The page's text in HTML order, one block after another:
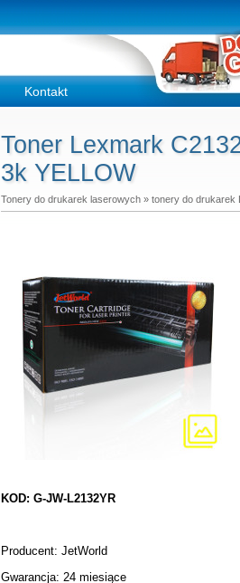
Kontakt
Toner Lexmark
3k YELLOW
Tonery do drukarek laserowych » tonery do drukarek
KOD: G-JW-L2132YR
Producent: JetWorld
Gwarancja: 24 miesiące